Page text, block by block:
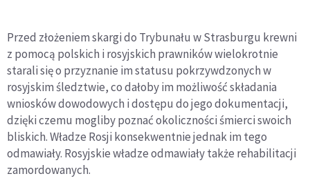
Przed złożeniem skargi do Trybunału w Strasburgu krewni
z pomocą polskich i rosyjskich prawników wielokrotnie
starali się o przyznanie im statusu pokrzywdzonych w
rosyjskim śledztwie, co dałoby im możliwość składania
wniosków dowodowych i dostępu do jego dokumentacji,
dzięki czemu mogliby poznać okoliczności śmierci swoich
bliskich. Władze Rosji konsekwentnie jednak im tego
odmawiały. Rosyjskie władze odmawiały także rehabilitacji
zamordowanych.